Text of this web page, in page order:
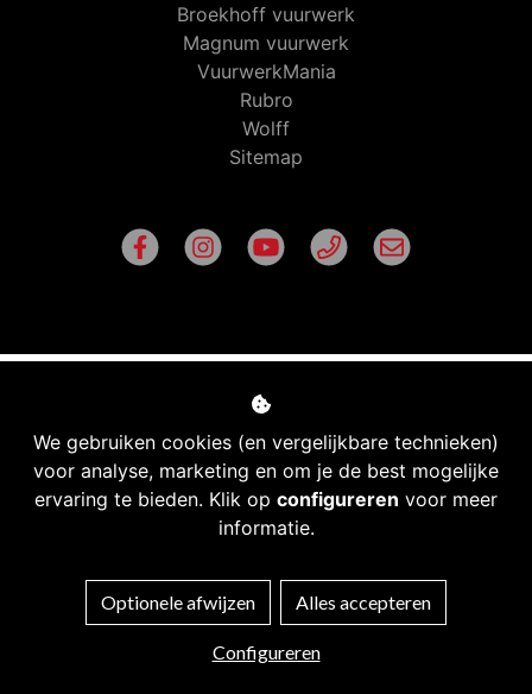
Bekijk filters
We gebruiken cookies (en vergelijkbare technieken)
voor analyse, marketing en om je de best mogelijke
ervaring te bieden. Klik op configureren voor meer
informatie.
Optionele afwijzen Alles accepteren
Configureren
Broekhoff vuurwerk
Magnum vuurwerk
VuurwerkMania
Rubro
Wolff
Sitemap
Managed hosting
Webshopontwikkeling